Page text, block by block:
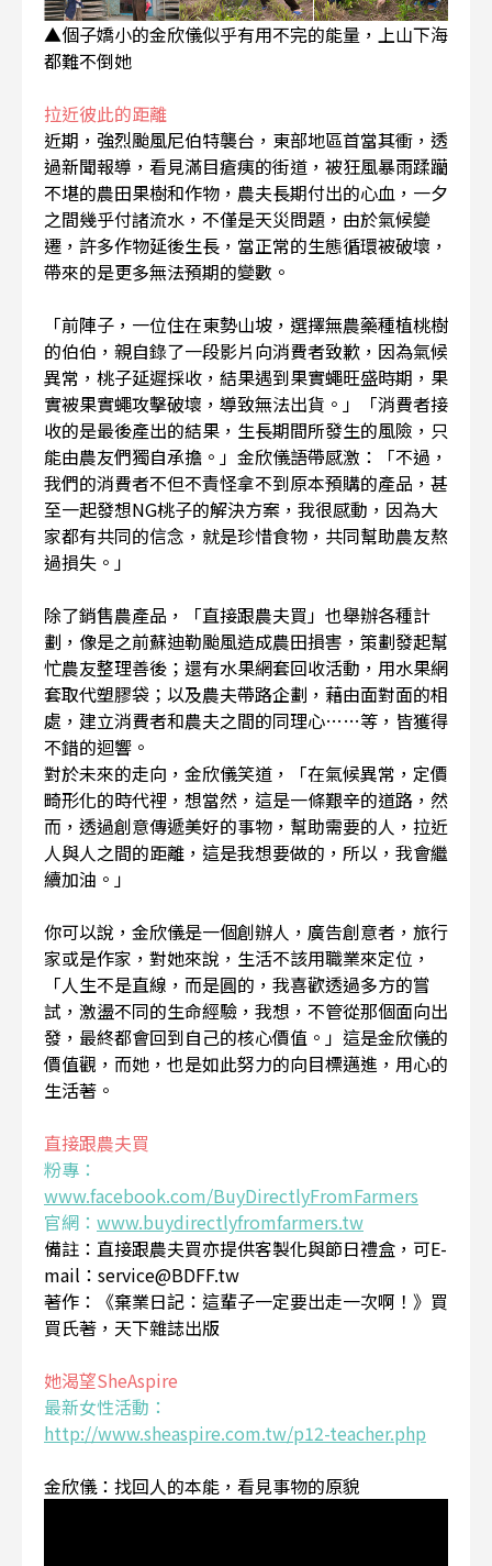
▲個子嬌小的金欣儀似乎有用不完的能量，上山下海
都難不倒她
拉近彼此的距離
近期，強烈颱風尼伯特襲台，東部地區首當其衝，透
過新聞報導，看見滿目瘡痍的街道，被狂風暴雨蹂躪
不堪的農田果樹和作物，農夫長期付出的心血，一夕
之間幾乎付諸流水，不僅是天災問題，由於氣候變
遷，許多作物延後生長，當正常的生態循環被破壞，
帶來的是更多無法預期的變數。
「前陣子，一位住在東勢山坡，選擇無農藥種植桃樹
的伯伯，親自錄了一段影片向消費者致歉，因為氣候
異常，桃子延遲採收，結果遇到果實蠅旺盛時期，果
實被果實蠅攻擊破壞，導致無法出貨。」「消費者接
收的是最後產出的結果，生長期間所發生的風險，只
能由農友們獨自承擔。」金欣儀語帶感激：「不過，
我們的消費者不但不責怪拿不到原本預購的產品，甚
至一起發想NG桃子的解決方案，我很感動，因為大
家都有共同的信念，就是珍惜食物，共同幫助農友熬
過損失。」
除了銷售農產品，「直接跟農夫買」也舉辦各種計
劃，像是之前蘇迪勒颱風造成農田損害，策劃發起幫
忙農友整理善後；還有水果網套回收活動，用水果網
套取代塑膠袋；以及農夫帶路企劃，藉由面對面的相
處，建立消費者和農夫之間的同理心……等，皆獲得
不錯的迴響。
對於未來的走向，金欣儀笑道，「在氣候異常，定價
畸形化的時代裡，想當然，這是一條艱辛的道路，然
而，透過創意傳遞美好的事物，幫助需要的人，拉近
人與人之間的距離，這是我想要做的，所以，我會繼
續加油。」
你可以說，金欣儀是一個創辦人，廣告創意者，旅行
家或是作家，對她來說，生活不該用職業來定位，
「人生不是直線，而是圓的，我喜歡透過多方的嘗
試，激盪不同的生命經驗，我想，不管從那個面向出
發，最終都會回到自己的核心價值。」這是金欣儀的
價值觀，而她，也是如此努力的向目標邁進，用心的
生活著。
直接跟農夫買
粉專：
www.facebook.com/BuyDirectlyFromFarmers
官網： www.buydirectlyfromfarmers.tw
備註：直接跟農夫買亦提供客製化與節日禮盒，可E-
mail：service@BDFF.tw
著作：《棄業日記：這輩子一定要出走一次啊！》買
買氏著，天下雜誌出版
她渴望SheAspire
最新女性活動：
http://www.sheaspire.com.tw/p12-teacher.php
金欣儀：找回人的本能，看見事物的原貌